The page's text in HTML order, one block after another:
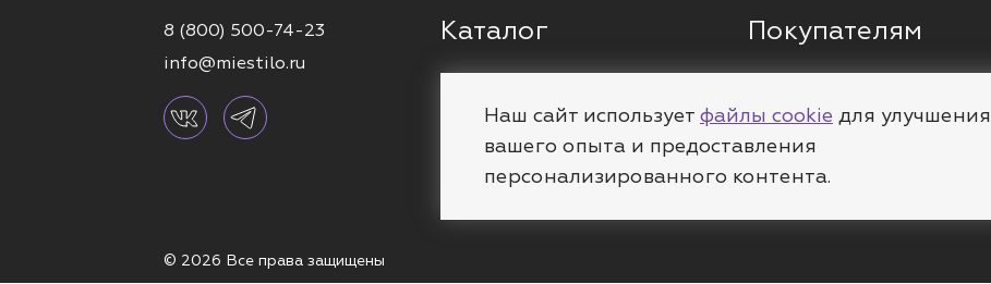
8 (800) 500-74-23
info@miestilo.ru
Каталог
Серьги
Каффы
Браслеты
Колье
Кольца
Цепи
Пирсинг
Шармы
Покупателям
О компании
Доставка
Полезное
© 2026 Все права защищены
Наш сайт использует файлы cookie для улучшения
вашего опыта и предоставления
персонализированного контента.